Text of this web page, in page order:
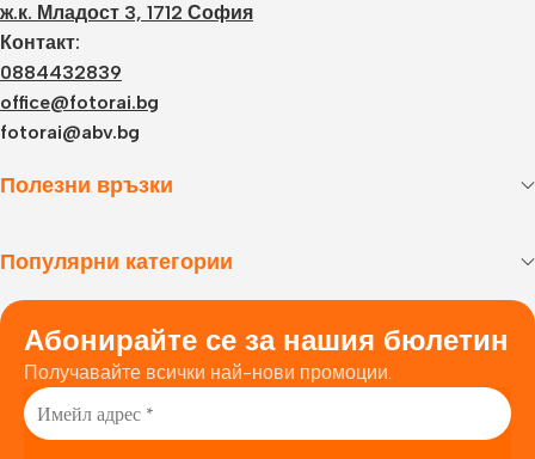
ж.к. Младост 3, 1712 София
Контакт:
0884432839
office@fotorai.bg
fotorai@abv.bg
Полезни връзки
Популярни категории
Абонирайте се за нашия бюлетин
Получавайте всички най-нови промоции.